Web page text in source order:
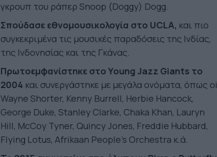
γκρουπ του ράπερ Snoop (Doggy) Dogg.
Σπούδασε εθνομουσικολογία στο UCLA, και πιο
συγκεκριμένα τις μουσικές παραδόσεις της Ινδίας,
της Ινδονησίας και της Γκάνας.
Πρωτοεμφανίστηκε στο Young Jazz Giants το
2004 και συνεργάστηκε με μεγάλα ονόματα, όπως οi
Wayne Shorter, Kenny Burrell, Herbie Hancock,
George Duke, Stanley Clarke, Chaka Khan, Lauryn
Hill, McCoy Tyner, Quincy Jones, Freddie Hubbard,
Flying Lotus, Afrikaan People’s Orchestra κ.ά.